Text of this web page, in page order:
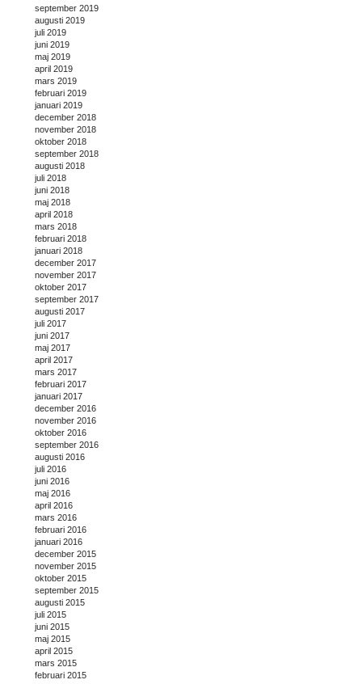
september 2019
augusti 2019
juli 2019
juni 2019
maj 2019
april 2019
mars 2019
februari 2019
januari 2019
december 2018
november 2018
oktober 2018
september 2018
augusti 2018
juli 2018
juni 2018
maj 2018
april 2018
mars 2018
februari 2018
januari 2018
december 2017
november 2017
oktober 2017
september 2017
augusti 2017
juli 2017
juni 2017
maj 2017
april 2017
mars 2017
februari 2017
januari 2017
december 2016
november 2016
oktober 2016
september 2016
augusti 2016
juli 2016
juni 2016
maj 2016
april 2016
mars 2016
februari 2016
januari 2016
december 2015
november 2015
oktober 2015
september 2015
augusti 2015
juli 2015
juni 2015
maj 2015
april 2015
mars 2015
februari 2015